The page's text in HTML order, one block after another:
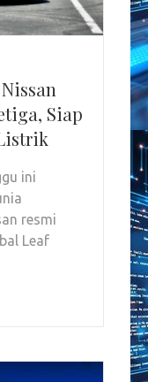
Siap
ini
resmi
Leaf